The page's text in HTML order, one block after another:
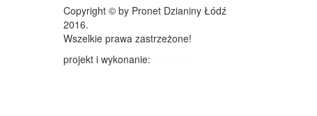
Copyright © by Pronet Dzianiny Łódź
2016.
Wszelkie prawa zastrzeżone!
projekt i wykonanie: